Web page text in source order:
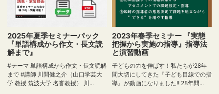
2025年夏季セミナーパック
『単語構成から作文・長文読
解まで』
#テーマ 単語構成から作文・長文読解
まで #講師 川間健之介（山口学芸大
学 教授 筑波大学 名誉教授） 川...
2023年春季セミナー 『実態
把握から実施の指導』指導法
と演習動画
子どもの力を伸ばす！私たちが28年
間大切にしてきた『子ども目線での指
導』が動画になりました!! 28年間...